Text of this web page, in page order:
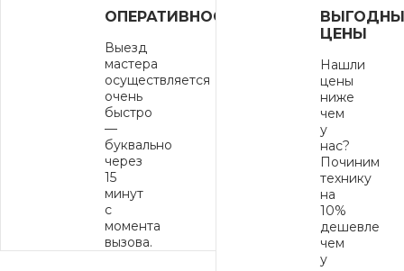
ОПЕРАТИВНОСТЬ
Выезд
мастера
осуществляется
очень
быстро
—
буквально
через
15
минут
с
момента
вызова.
ЦЕНЫ
Нашли
цены
ниже
чем
у
нас?
Починим
технику
на
10%
дешевле
чем
у